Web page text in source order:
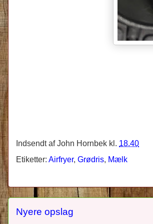
Indsendt afJohn Hornbek kl. 18.40
Etiketter: Airfryer, Grødris, Mælk
Nyere opslag